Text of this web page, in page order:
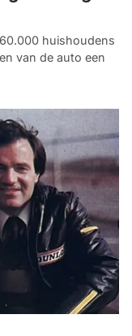
huishoudens
van de auto een